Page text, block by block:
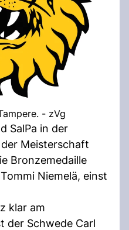
- zVg
SalPa in der
Meisterschaft
Bronzemedaille
Niemelä, einst
klar am
der Schwede Carl